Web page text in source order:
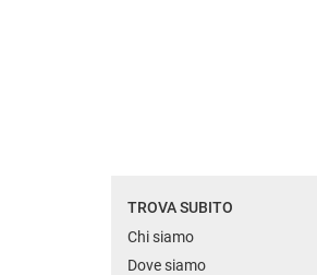
TROVA SUBITO
Chi siamo
Dove siamo